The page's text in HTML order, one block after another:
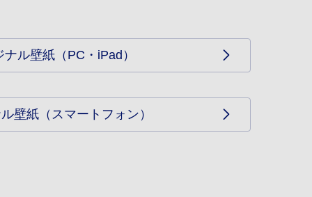
ル壁紙（PC・iPad）
壁紙（スマートフォン）